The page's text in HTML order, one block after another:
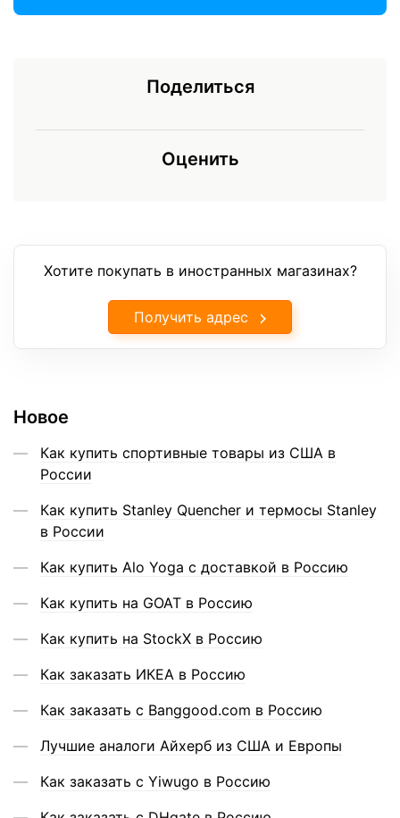
Поделиться
Оценить
Хотите покупать в иностранных магазинах?
Получить адрес
Новое
Как купить спортивные товары из США в
России
Как купить Stanley Quencher и термосы Stanley
в России
Как купить Alo Yoga с доставкой в Россию
Как купить на GOAT в Россию
Как купить на StockX в Россию
Как заказать ИКЕА в Россию
Как заказать с Banggood.com в Россию
Лучшие аналоги Айхерб из США и Европы
Как заказать с Yiwugo в Россию